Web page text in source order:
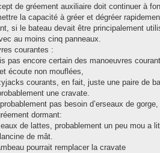
de gréement auxiliaire doit continuer à
la capacité à gréer et dégréer
si le bateau devait être principalement
au moins cinq panneaux.
courantes :
pas encore certain des manoeuvres
écoute non mouflées,
courants, en fait, juste une paire de
une cravate.
probablement pas besoin d’erseaux de
dormant:
de lattes, probablement un peu mou a
de mât.
pourrait remplacer la cravate